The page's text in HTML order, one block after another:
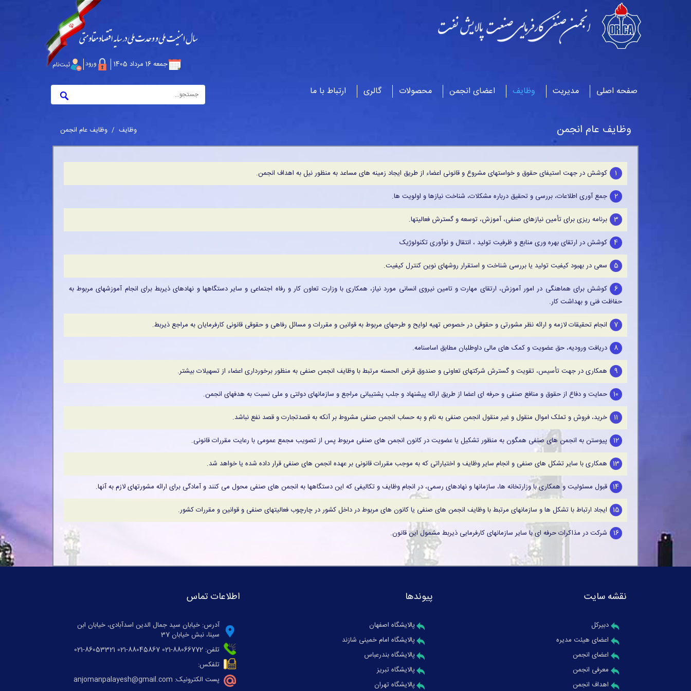
جمعه 16 مرداد 1405 ثبت‌نام ورود
صفحه اصلی مدیریت وظایف اعضای انجمن محصولات گالری ارتباط با ما
وظایف عام انجمن وظایف / وظایف عام انجمن
1 کوشش در جهت استیفای حقوق و خواستهای مشروع و قانونی اعضاء از طریق ایجاد زمینه های مساعد به منظور نیل به اهداف انجمن.
2 جمع آوری اطلاعات، بررسی و تحقیق درباره مشکلات، شناخت نیازها و اولویت ها.
3 برنامه ریزی برای تأمین نیازهای صنفی، آموزش، توسعه و گسترش فعالیتها.
4 کوشش در ارتقای بهره وری منابع و ظرفیت تولید ، انتقال و نوآوری تکنولوژیک
5 سعی در بهبود کیفیت تولید یا بررسی شناخت و استقرار روشهای نوین کنترل کیفیت.
6
کوشش برای هماهنگی در امور آموزش، ارتقای مهارت و تامین نیروی انسانی مورد نیاز، همکاری با وزارت تعاون کار و رفاه اجتماعی و سایر دستگاهها و نهادهای ذیربط برای انجام آموزشهای مربوط به
حفاظت فنی و بهداشت کار.
7 انجام تحقیقات لازمه و ارائه نظر مشورتی و حقوقی در خصوص تهیه لوایح و طرحهای مربوط به قوانین و مقررات و مسائل رفاهی و حقوقی قانونی کارفرمایان به مراجع ذیربط.
8 دریافت ورودیه، حق عضویت و کمک های مالی داوطلبان مطابق اساسنامه.
9 همکاری در جهت تأسیس، تقویت و گسترش شرکتهای تعاونی و صندوق قرض الحسنه مرتبط با وظایف انجمن صنفی به منظور برخورداری اعضاء از تسهیلات بیشتر.
10 حمایت و دفاع از حقوق و منافع صنفی و حرفه ای اعضا از طریق ارائه پیشنهاد و جلب پشتیبانی مراجع و سازمانهای دولتی و ملی نسبت به هدفهای انجمن.
11 خرید، فروش و تملک اموال منقول و غیر منقول انجمن صنفی به نام و به حساب انجمن صنفی مشروط بر آنکه به قصدتجارت و قصد نفع نباشد.
12 پیوستن به انجمن های صنفی همگون به منظور تشکیل یا عضویت در کانون انجمن های صنفی مربوط پس از تصویب مجمع عمومی با رعایت مقررات قانونی.
13 همکاری با سایر تشکل های صنفی و انجام سایر وظایف و اختیاراتی که به موجب مقررات قانونی بر عهده انجمن های صنفی قرار داده شده یا خواهد شد.
14 قبول مسئولیت و همکاری با وزارتخانه ها، سازمانها و نهادهای رسمی، در انجام وظایف و تکالیفی که این دستگاهها به انجمن های صنفی محول می کنند و آمادگی برای ارائه مشورتهای لازم به آنها.
15 ایجاد ارتباط با تشکل ها و سازمانهای مرتبط با وظایف انجمن های صنفی یا کانون های مربوط در داخل کشور در چارچوب فعالیتهای صنفی و قوانین و مقررات کشور.
16 شرکت در مذاکرات حرفه ای با سایر سازمانهای کارفرمایی ذیربط مشمول این قانون.
اطلاعات تماس
آدرس: خیابان سید جمال الدین اسدآبادی، خیابان ابن
سینا، نبش خیابان 37
تلفن: 88066772-021 88045867-021 86053321-021
تلفکس:
پست الکترونیک: anjomanpalayesh@gmail.com
پیوندها
پالایشگاه اصفهان
پالایشگاه امام خمینی شازند
پالایشگاه بندرعباس
پالایشگاه تبریز
پالایشگاه تهران
نقشه سایت
دبیرکل
اعضای هیئت مدیره
اعضای انجمن
معرفی انجمن
اهداف انجمن